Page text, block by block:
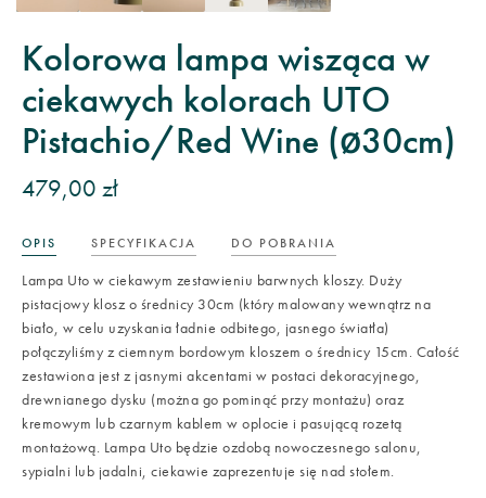
Kolorowa lampa wisząca w
ciekawych kolorach UTO
Pistachio/Red Wine (ø30cm)
479,00 zł
OPIS SPECYFIKACJA DO POBRANIA
Lampa Uto w ciekawym zestawieniu barwnych kloszy. Duży
pistacjowy klosz o średnicy 30cm (który malowany wewnątrz na
biało, w celu uzyskania ładnie odbitego, jasnego światła)
połączyliśmy z ciemnym bordowym kloszem o średnicy 15cm. Całość
zestawiona jest z jasnymi akcentami w postaci dekoracyjnego,
drewnianego dysku (można go pominąć przy montażu) oraz
kremowym lub czarnym kablem w oplocie i pasującą rozetą
montażową. Lampa Uto będzie ozdobą nowoczesnego salonu,
sypialni lub jadalni, ciekawie zaprezentuje się nad stołem.